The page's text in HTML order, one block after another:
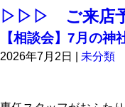
▷▷▷ ご来店予
【相談会】7月の神
2026年7月2日 未分類